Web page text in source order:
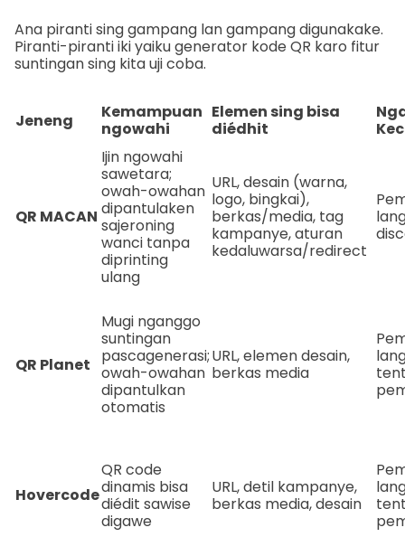
Ana piranti sing gampang lan gampang digunakake.
Piranti-piranti iki yaiku generator kode QR karo fitur
suntingan sing kita uji coba.
Jeneng
Kemampuan
ngowahi
Elemen sing bisa
diédhit
QR MACAN
Ijin ngowahi
sawetara;
owah-owahan
dipantulaken
sajeroning
wanci tanpa
diprinting
ulang
URL, desain (warna,
logo, bingkai),
berkas/media, tag
kampanye, aturan
kedaluwarsa/redirect
QR Planet
Mugi nganggo
suntingan
pascagenerasi;
owah-owahan
dipantulkan
otomatis
URL, elemen desain,
berkas media
Hovercode
QR code
dinamis bisa
diédit sawise
digawe
URL, detil kampanye,
berkas media, desain